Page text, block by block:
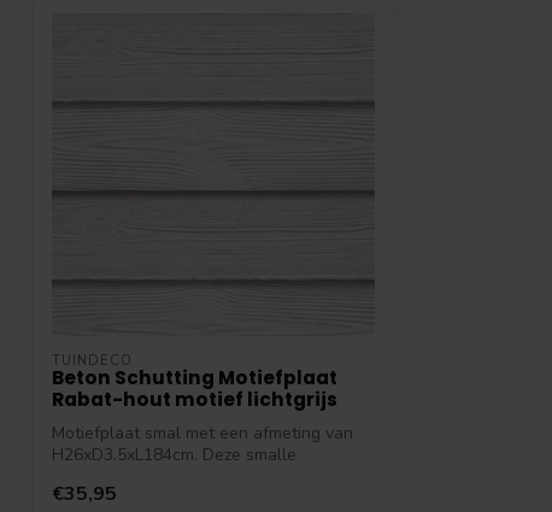
TUINDECO
Beton Schutting Motiefplaat
Rabat-hout motief lichtgrijs
Motiefplaat smal met een afmeting van
H26xD3.5xL184cm. Deze smalle
€35,95